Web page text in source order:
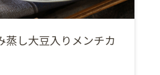
蒸し大豆入りメンチカ